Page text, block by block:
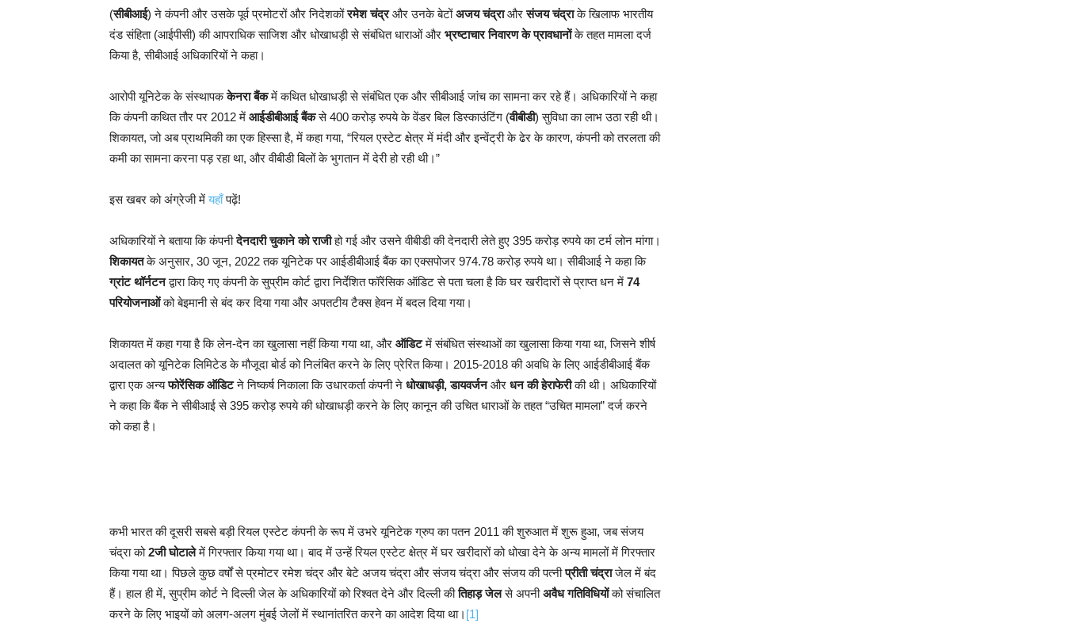
(सीबीआई) ने कंपनी और उसके पूर्व प्रमोटरों और निदेशकोंरमेश चंद्रऔर उनके बेटोंअजय चंद्राऔरसंजय चंद्राके खिलाफ भारतीय
दंड संहिता (आईपीसी) की आपराधिक साजिश और धोखाधड़ी से संबंधित धाराओं और भ्रष्टाचार निवारण के प्रावधानोंके तहत मामला दर्ज
किया है, सीबीआई अधिकारियों ने कहा।
आरोपी यूनिटेक के संस्थापककेनरा बैंकमें कथित धोखाधड़ी से संबंधित एक और सीबीआई जांच का सामना कर रहे हैं। अधिकारियों ने कहा
कि कंपनी कथित तौर पर 2012 में आईडीबीआई बैंकसे 400 करोड़ रुपये के वेंडर बिल डिस्काउंटिंग (वीबीडी) सुविधा का लाभ उठा रही थी।
शिकायत, जो अब प्राथमिकी का एक हिस्सा है, में कहा गया, “रियल एस्टेट क्षेत्र में मंदी और इन्वेंट्री के ढेर के कारण, कंपनी को तरलता की
कमी का सामना करना पड़ रहा था, और वीबीडी बिलों के भुगतान में देरी हो रही थी।”
इस खबर को अंग्रेजी मेंयहाँपढ़ें!
अधिकारियों ने बताया कि कंपनीदेनदारी चुकाने को राजीहो गई और उसने वीबीडी की देनदारी लेते हुए 395 करोड़ रुपये का टर्म लोन मांगा।
शिकायतके अनुसार, 30 जून, 2022 तक यूनिटेक पर आईडीबीआई बैंक का एक्सपोजर 974.78 करोड़ रुपये था। सीबीआई ने कहा कि
ग्रांट थॉर्नटनद्वारा किए गए कंपनी के सुप्रीम कोर्ट द्वारा निर्देशित फॉरेंसिक ऑडिट से पता चला है कि घर खरीदारों से प्राप्त धन में 74
परियोजनाओंको बेइमानी से बंद कर दिया गया और अपतटीय टैक्स हेवन में बदल दिया गया।
शिकायत में कहा गया है कि लेन-देन का खुलासा नहीं किया गया था, और ऑडिटमें संबंधित संस्थाओं का खुलासा किया गया था, जिसने शीर्ष
अदालत को यूनिटेक लिमिटेड के मौजूदा बोर्ड को निलंबित करने के लिए प्रेरित किया। 2015-2018 की अवधि के लिए आईडीबीआई बैंक
द्वारा एक अन्यफोरेंसिक ऑडिटने निष्कर्ष निकाला कि उधारकर्ता कंपनी ने धोखाधड़ी, डायवर्जनऔर धन की हेराफेरीकी थी। अधिकारियों
ने कहा कि बैंक ने सीबीआई से 395 करोड़ रुपये की धोखाधड़ी करने के लिए कानून की उचित धाराओं के तहत “उचित मामला” दर्ज करने
को कहा है।
कभी भारत की दूसरी सबसे बड़ी रियल एस्टेट कंपनी के रूप में उभरे यूनिटेक ग्रुप का पतन 2011 की शुरुआत में शुरू हुआ, जब संजय
चंद्रा को2जी घोटालेमें गिरफ्तार किया गया था। बाद में उन्हें रियल एस्टेट क्षेत्र में घर खरीदारों को धोखा देने के अन्य मामलों में गिरफ्तार
किया गया था। पिछले कुछ वर्षों से प्रमोटर रमेश चंद्र और बेटे अजय चंद्रा और संजय चंद्रा और संजय की पत्नीप्रीती चंद्राजेल में बंद
हैं। हाल ही में, सुप्रीम कोर्ट ने दिल्ली जेल के अधिकारियों को रिश्वत देने और दिल्ली कीतिहाड़ जेलसे अपनीअवैध गतिविधियोंको संचालित
करने के लिए भाइयों को अलग-अलग मुंबई जेलों में स्थानांतरित करने का आदेश दिया था। [1]